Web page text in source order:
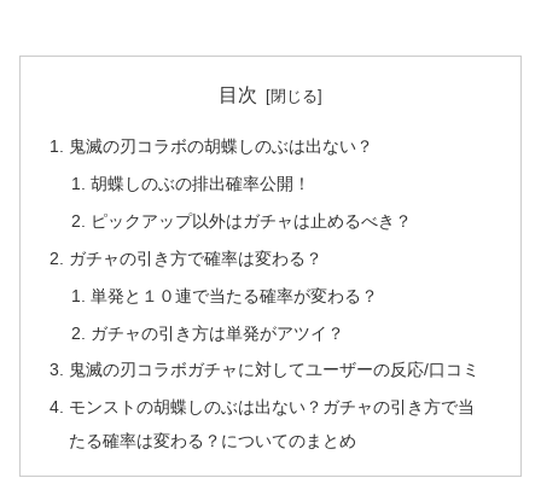
目次
鬼滅の刃コラボの胡蝶しのぶは出ない？
胡蝶しのぶの排出確率公開！
ピックアップ以外はガチャは止めるべき？
ガチャの引き方で確率は変わる？
単発と１０連で当たる確率が変わる？
ガチャの引き方は単発がアツイ？
鬼滅の刃コラボガチャに対してユーザーの反応/口コミ
モンストの胡蝶しのぶは出ない？ガチャの引き方で当
たる確率は変わる？についてのまとめ